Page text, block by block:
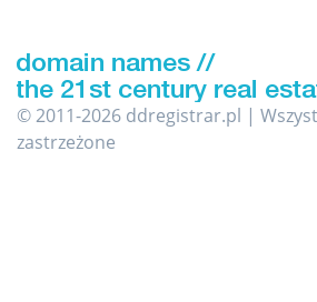
© 2011-2026 ddregistrar.pl |
zastrzeżone